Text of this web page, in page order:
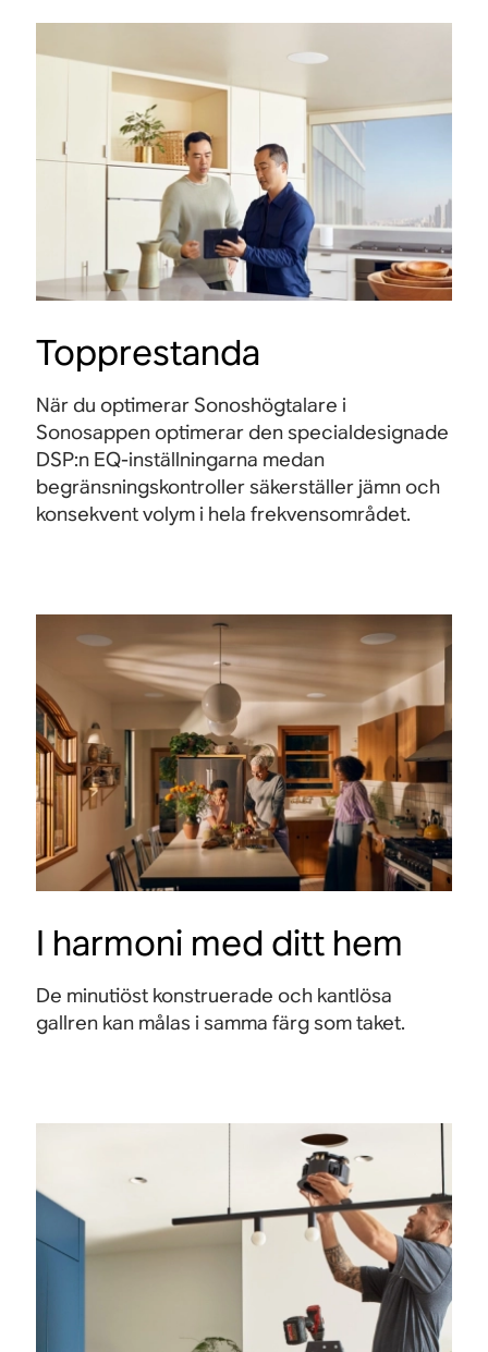
Topprestanda
När du optimerar Sonoshögtalare i
Sonosappen optimerar den specialdesignade
DSP:n EQ-inställningarna medan
begränsningskontroller säkerställer jämn och
konsekvent volym i hela frekvensområdet.
I harmoni med ditt hem
De minutiöst konstruerade och kantlösa
gallren kan målas i samma färg som taket.